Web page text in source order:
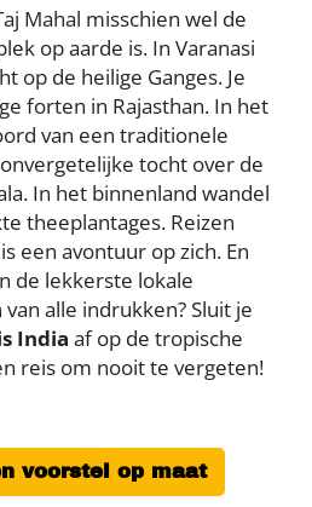
Mahal misschien wel de
op aarde is. In Varanasi
op de heilige Ganges. Je
forten in Rajasthan. In het
van een traditionele
tocht over de
In het binnenland wandel
theeplantages. Reizen
een avontuur op zich. En
de lekkerste lokale
alle indrukken? Sluit je
India af op de tropische
reis om nooit te vergeten!
voorstel op maat